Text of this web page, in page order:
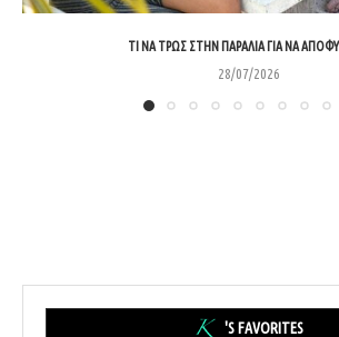
ΤΙ ΝΑ ΤΡΩΣ ΣΤΗΝ ΠΑΡΑΛΊΑ ΓΙΑ ΝΑ
28/07/2026
'S FAVORITES